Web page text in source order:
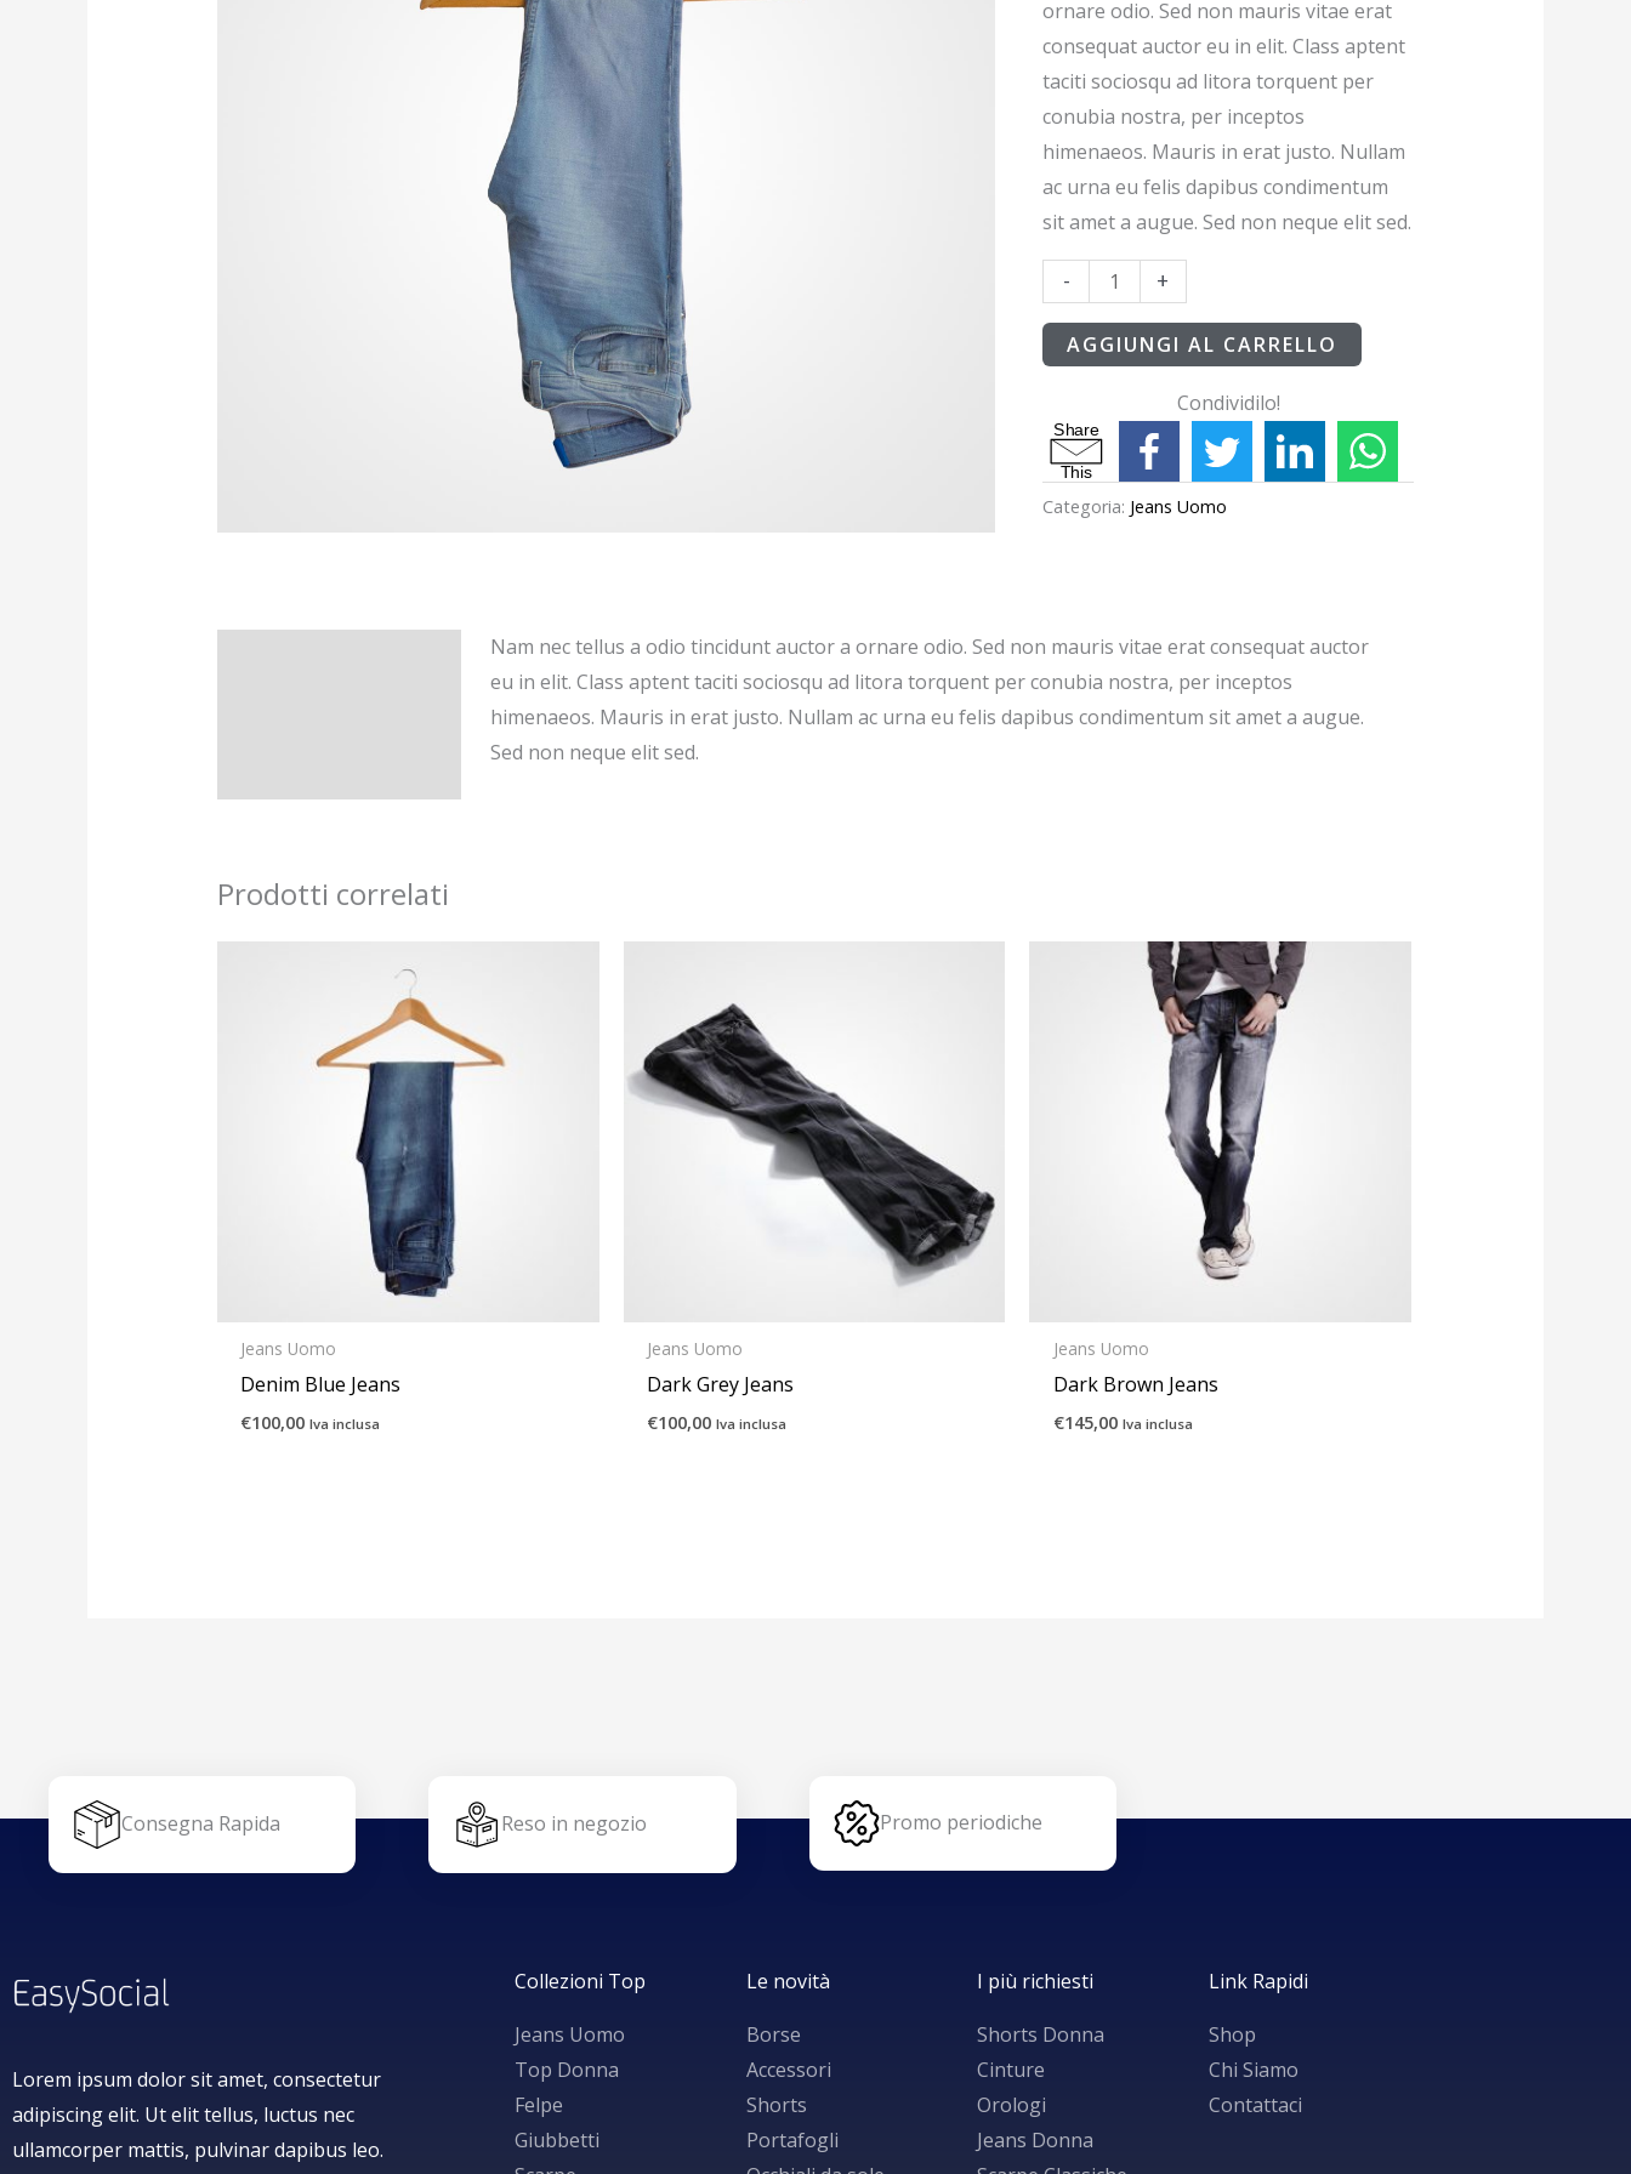
ornare odio. Sed non mauris vitae erat
consequat auctor eu in elit. Class aptent
taciti sociosqu ad litora torquent per
conubia nostra, per inceptos
himenaeos. Mauris in erat justo. Nullam
ac urna eu felis dapibus condimentum
sit amet a augue. Sed non neque elit sed.
- +
AGGIUNGI AL CARRELLO
Condividilo!
Share
This
Categoria: Jeans Uomo
Nam nec tellus a odio tincidunt auctor a ornare odio. Sed non mauris vitae erat consequat auctor
eu in elit. Class aptent taciti sociosqu ad litora torquent per conubia nostra, per inceptos
himenaeos. Mauris in erat justo. Nullam ac urna eu felis dapibus condimentum sit amet a augue.
Sed non neque elit sed.
Prodotti correlati
Jeans Uomo
Denim Blue Jeans
€100,00 Iva inclusa
Jeans Uomo
Dark Grey Jeans
€100,00 Iva inclusa
Jeans Uomo
Dark Brown Jeans
€145,00 Iva inclusa
Consegna Rapida Reso in negozio Promo periodiche
Lorem ipsum dolor sit amet, consectetur
adipiscing elit. Ut elit tellus, luctus nec
ullamcorper mattis, pulvinar dapibus leo.
Collezioni Top
Jeans Uomo
Top Donna
Felpe
Giubbetti
Le novità
Borse
Accessori
Shorts
Portafogli
I più richiesti
Shorts Donna
Cinture
Orologi
Jeans Donna
Link Rapidi
Shop
Chi Siamo
Contattaci